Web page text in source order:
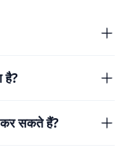
है?
कर सकते हैं?